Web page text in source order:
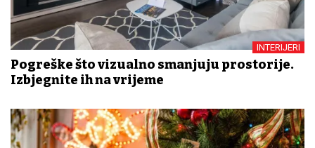
INTERIJERI
Pogreške što vizualno smanjuju prostorije.
Izbjegnite ih na vrijeme